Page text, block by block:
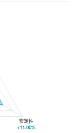
安定性
+11.00%